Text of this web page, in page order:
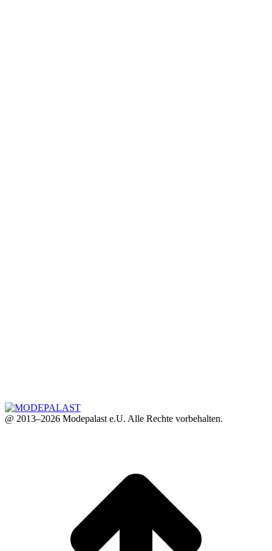
@ 2013–2026 Modepalast e.U. Alle Rechte vorbehalten.